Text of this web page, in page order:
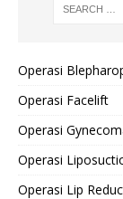
Operasi
Operasi Facelift
Operasi
Operasi
Operasi Lip